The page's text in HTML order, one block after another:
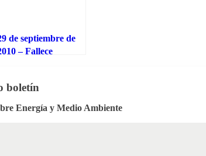
de septiembre de
– Fallece
y desarrollar
los detectores de
partículas
boletín
Energía y Medio Ambiente